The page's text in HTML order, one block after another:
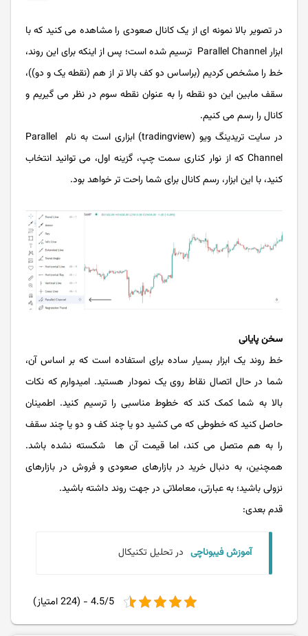
در تصویر بالا نمونه ای از یک کانال صعودی را مشاهده می کنید که با
ابزار Parallel Channel ترسیم شده است؛ پس از اینکه برای این روند،
خط را مشخص کردیم (براساس دو کف بالا تر از هم (نقطه یک و دو))،
سقف مابین این دو نقطه را به عنوان نقطه سوم در نظر می گیریم و
کانال را رسم می کنیم.
در سایت تریدینگ ویو (tradingview) ابزاری است به نام Parallel
Channel که از نوار کناری سمت چپ، گزینه اول، می توانید انتخاب
کنید، با این ابزار، رسم کانال برای شما راحت تر خواهد بود.
سخن پایانی
خط روند یک ابزار بسیار ساده برای استفاده است که بر اساس آن،
شما در حال اتصال نقاط روی یک نمودار هستید. امیدوارم که نکات
بالا به شما کمک کند که خطوط مناسبی را ترسیم کنید. اطمینان
حاصل کنید که خطوطی که می‌‌‌‌‌‌‌‌‌‌‌‌ کشید دو یا چند کف و دو یا چند سقف
را به هم متصل می ‌‌‌‌‌‌‌‌‌‌‌‌کند، اما قیمت آن ها شکسته نشده باشد.
همچنین، به دنبال خرید در بازارهای صعودی و فروش در بازارهای
نزولی باشید؛ به عبارتی، معاملاتی در جهت روند داشته باشید.
قدم بعدی:
آموزش فیبوناچی در تحلیل تکنیکال
4.5/5 - (224 امتیاز)